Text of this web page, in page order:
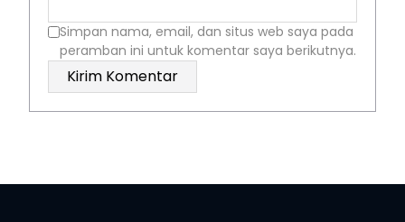
Simpan nama, email, dan situs web saya pada
peramban ini untuk komentar saya berikutnya.